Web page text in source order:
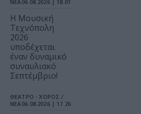
ΝΕΑ 06.08.2026 | 18.01
Η Μουσική
Τεχνόπολη
2026
υποδέχεται
έναν δυναμικό
συναυλιακό
Σεπτέμβριο!
ΘΕΑΤΡΟ - ΧΟΡΟΣ /
ΝΕΑ 06.08.2026 | 17.26